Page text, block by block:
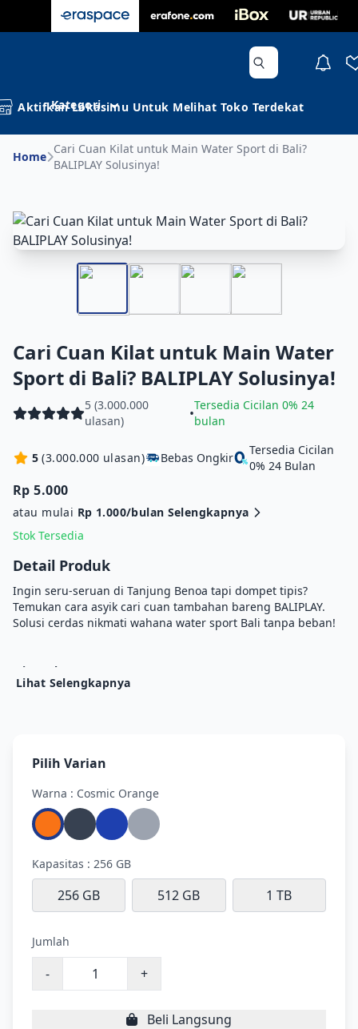
Kategori
Aktifkan Lokasimu Untuk Melihat Toko Terdekat
Home
Cari Cuan Kilat untuk Main Water Sport di Bali?
BALIPLAY Solusinya!
Cari Cuan Kilat untuk Main Water
Sport di Bali? BALIPLAY Solusinya!
5 (3.000.000
ulasan)
•Tersedia Cicilan 0% 24
bulan
5 (3.000.000 ulasan) Bebas Ongkir
Tersedia Cicilan
0% 24 Bulan
Rp 5.000
atau mulai Rp 1.000/bulan Selengkapnya
Stok Tersedia
Detail Produk
Ingin seru-seruan di Tanjung Benoa tapi dompet tipis?
Temukan cara asyik cari cuan tambahan bareng BALIPLAY.
Solusi cerdas nikmati wahana water sport Bali tanpa beban!
Isi Kotak :
• iPhone dengan iOS 26.
Lihat Selengkapnya
Pilih Varian
Warna : Cosmic Orange
Kapasitas : 256 GB
256 GB 512 GB 1 TB
Jumlah
- +
Beli Langsung